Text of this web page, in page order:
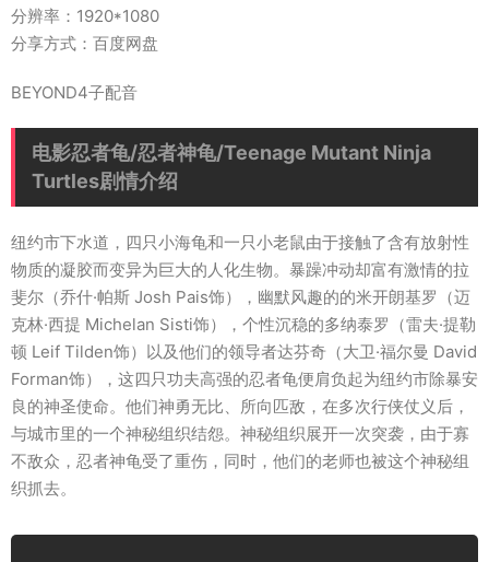
分辨率：1920*1080
分享方式：百度网盘
BEYOND4子配音
电影忍者龟/忍者神龟/Teenage Mutant Ninja
Turtles剧情介绍
纽约市下水道，四只小海龟和一只小老鼠由于接触了含有放射性
物质的凝胶而变异为巨大的人化生物。暴躁冲动却富有激情的拉
斐尔（乔什·帕斯 Josh Pais饰），幽默风趣的的米开朗基罗（迈
克林·西提 Michelan Sisti饰），个性沉稳的多纳泰罗（雷夫·提勒
顿 Leif Tilden饰）以及他们的领导者达芬奇（大卫·福尔曼 David
Forman饰），这四只功夫高强的忍者龟便肩负起为纽约市除暴安
良的神圣使命。他们神勇无比、所向匹敌，在多次行侠仗义后，
与城市里的一个神秘组织结怨。神秘组织展开一次突袭，由于寡
不敌众，忍者神龟受了重伤，同时，他们的老师也被这个神秘组
织抓去。